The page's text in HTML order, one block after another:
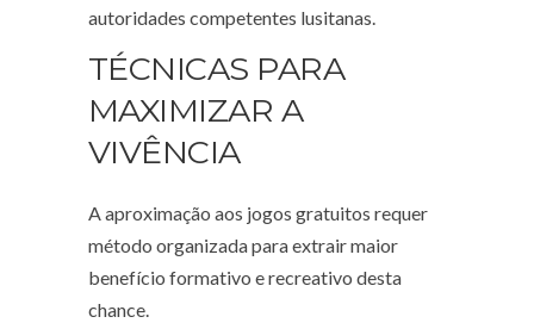
autoridades competentes lusitanas.
TÉCNICAS PARA
MAXIMIZAR A
VIVÊNCIA
A aproximação aos jogos gratuitos requer
método organizada para extrair maior
benefício formativo e recreativo desta
chance.